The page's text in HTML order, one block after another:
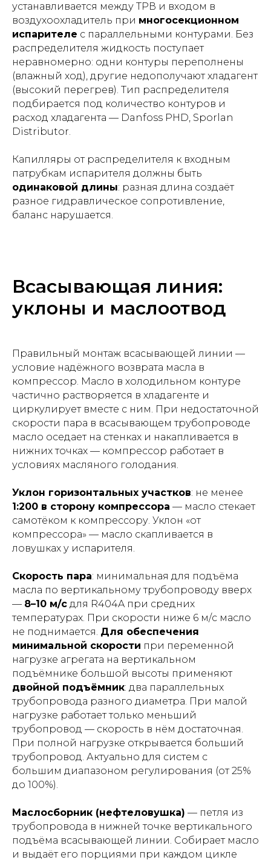
устанавливается между ТРВ и входом в
воздухоохладитель при многосекционном
испарителе с параллельными контурами. Без
распределителя жидкость поступает
неравномерно: одни контуры переполнены
(влажный ход), другие недополучают хладагент
(высокий перегрев). Тип распределителя
подбирается под количество контуров и
расход хладагента — Danfoss PHD, Sporlan
Distributor.
Капилляры от распределителя к входным
патрубкам испарителя должны быть
одинаковой длины: разная длина создаёт
разное гидравлическое сопротивление,
баланс нарушается.
Всасывающая линия:
уклоны и маслоотвод
Правильный монтаж всасывающей линии —
условие надёжного возврата масла в
компрессор. Масло в холодильном контуре
частично растворяется в хладагенте и
циркулирует вместе с ним. При недостаточной
скорости пара в всасывающем трубопроводе
масло оседает на стенках и накапливается в
нижних точках — компрессор работает в
условиях масляного голодания.
Уклон горизонтальных участков: не менее
1:200 в сторону компрессора — масло стекает
самотёком к компрессору. Уклон «от
компрессора» — масло скапливается в
ловушках у испарителя.
Скорость пара: минимальная для подъёма
масла по вертикальному трубопроводу вверх
— 8–10 м/с для R404A при средних
температурах. При скорости ниже 6 м/с масло
не поднимается. Для обеспечения
минимальной скорости при переменной
нагрузке агрегата на вертикальном
подъёмнике большой высоты применяют
двойной подъёмник: два параллельных
трубопровода разного диаметра. При малой
нагрузке работает только меньший
трубопровод — скорость в нём достаточная.
При полной нагрузке открывается больший
трубопровод. Актуально для систем с
большим диапазоном регулирования (от 25%
до 100%).
Маслосборник (нефтеловушка) — петля из
трубопровода в нижней точке вертикального
подъёма всасывающей линии. Собирает масло
и выдаёт его порциями при каждом цикле